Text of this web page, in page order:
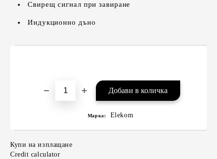
Свирещ сигнал при завиране
Индукционно дъно
Марка: Elekom
Купи на изплащане
Credit calculator